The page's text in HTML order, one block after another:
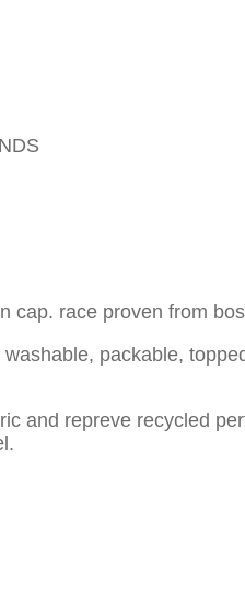
race proven from
packable,
and repreve recycled